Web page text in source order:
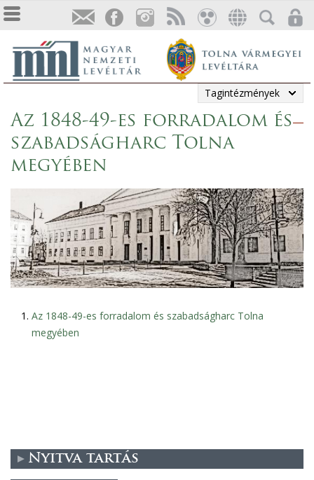
Tagintézmények
Az 1848-49-es forradalom és
szabadságharc Tolna
megyében
Az 1848-49-es forradalom és szabadságharc Tolna
megyében
Nyitva tartás